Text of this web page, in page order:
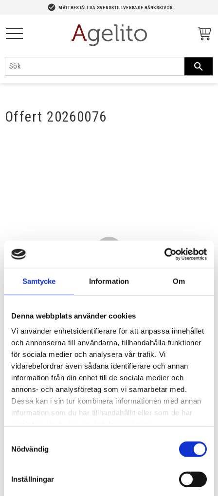
Samtycke Information Om
Denna webbplats använder cookies
Vi använder enhetsidentifierare för att anpassa innehållet
och annonserna till användarna, tillhandahålla funktioner
för sociala medier och analysera vår trafik. Vi
vidarebefordrar även sådana identifierare och annan
information från din enhet till de sociala medier och
annons- och analysföretag som vi samarbetar med.
Dessa kan i sin tur kombinera informationen med annan
information som du har tillhandahållit eller som de har
Nödvändig
Inställningar
check_circle MÅTTBESTÄLLDA SVENSKTILLVERKADE BÄNKSKIVOR
Offert 20260076
3 050,00KR
Antal
Lagervara
Artikelnr
20260076